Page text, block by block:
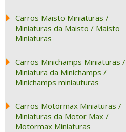
Carros Maisto Miniaturas /
Miniaturas da Maisto / Maisto
Miniaturas
Carros Minichamps Miniaturas /
Miniatura da Minichamps /
Minichamps miniauturas
Carros Motormax Miniaturas /
Miniaturas da Motor Max /
Motormax Miniaturas